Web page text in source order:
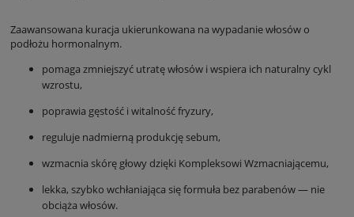
Zaawansowana kuracja ukierunkowana na wypadanie włosów o
podłożu hormonalnym.
pomaga zmniejszyć utratę włosów i wspiera ich naturalny cykl
wzrostu,
poprawia gęstość i witalność fryzury,
reguluje nadmierną produkcję sebum,
wzmacnia skórę głowy dzięki Kompleksowi Wzmacniającemu,
lekka, szybko wchłaniająca się formuła bez parabenów — nie
obciąża włosów.